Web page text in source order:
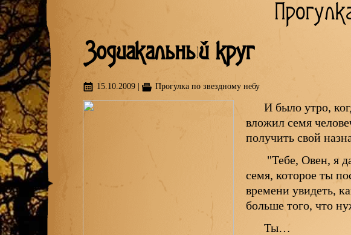
Зодиакальный круг
15.10.2009 Прогулка по звездному небу
И было утро,
вложил семя
получить свой
"Тебе, Овен, я
семя, которое ты
времени увидеть,
больше того, что
Ты…